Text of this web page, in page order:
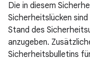
Die in diesem
Sicherheitslücken
Stand des
anzugeben.
Sicherheitsbulletins